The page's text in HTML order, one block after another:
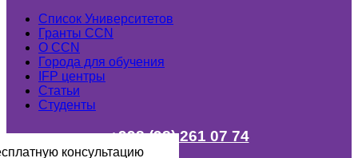
Список Университетов
Гранты ССN
О ССN
Города для обучения
IFP центры
Статьи
Студенты
+998 (98) 261 07 74
консультацию